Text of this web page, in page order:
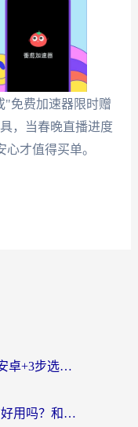
"免费加速器限时赠
，当春晚直播进度
才值得买单。
海外党必看：免费VPN下载安卓+3步选对国外到国内加速器，无缝刷国内资源
海外党必看：快帆TV版VPN好用吗？和斧牛手游VPN对比哪个回国效果更好？附电脑翻墙回国实用技巧